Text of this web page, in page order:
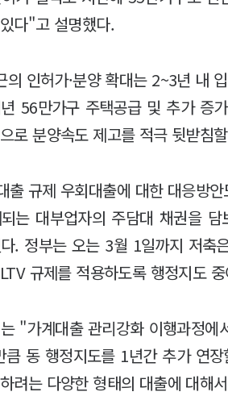
다"고 설명했다.
의 인허가·분양 확대는 2~3년 내
56만가구 주택공급 및 추가 증
로 분양속도 제고를 적극 뒷받침
출 규제 우회대출에 대한 대응방
는 대부업자의 주담대 채권을
. 정부는 오는 3월 1일까지 저축
규제를 적용하도록 행정지도
"가계대출 관리강화 이행과정
큼 동 행정지도를 1년간 추가 연
려는 다양한 형태의 대출에 대해